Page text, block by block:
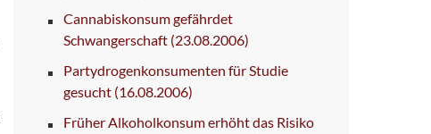
Cannabiskonsum gefährdet
Schwangerschaft (23.08.2006)
Partydrogenkonsumenten für Studie
gesucht (16.08.2006)
Früher Alkoholkonsum erhöht das Risiko